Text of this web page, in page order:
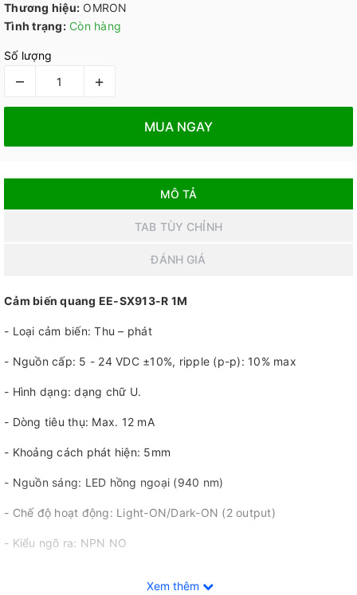
Thương hiệu: OMRON
Tình trạng: Còn hàng
Số lượng
– +
MUA NGAY
MÔ TẢ
TAB TÙY CHỈNH
ĐÁNH GIÁ
Cảm biến quang EE-SX913-R 1M
- Loại cảm biến: Thu – phát
- Nguồn cấp: 5 - 24 VDC ±10%, ripple (p-p): 10% max
- Hình dạng: dạng chữ U.
- Dòng tiêu thụ: Max. 12 mA
- Khoảng cách phát hiện: 5mm
- Nguồn sáng: LED hồng ngoại (940 nm)
- Chế độ hoạt động: Light-ON/Dark-ON (2 output)
- Kiểu ngõ ra: NPN NO
Xem thêm